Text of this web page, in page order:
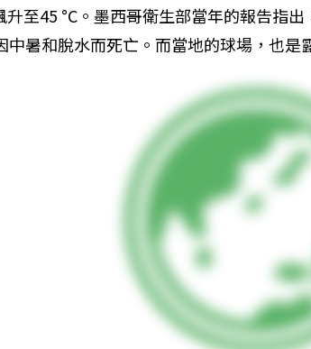
升至45 °C。墨西哥衛生部當年的報告指
中暑和脫水而死亡。而當地的球場，也是